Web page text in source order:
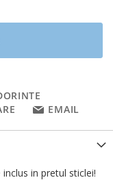
EMAIL
in pretul sticlei!